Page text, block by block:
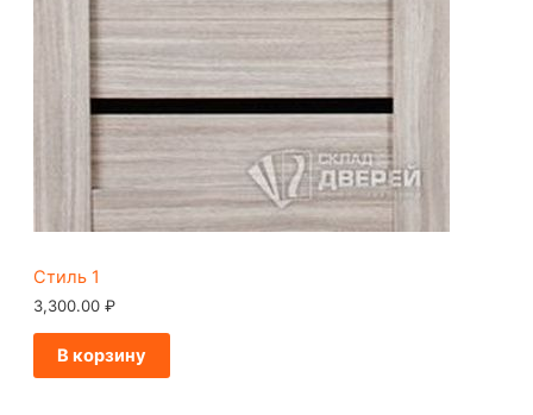
Стиль 1
3,300.00 ₽
В корзину